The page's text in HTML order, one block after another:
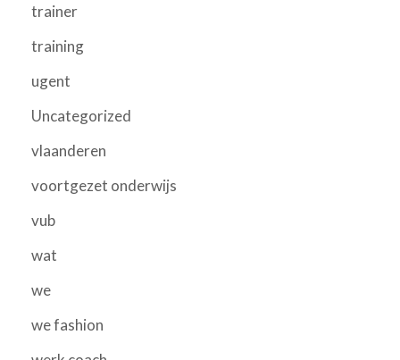
trainer
training
ugent
Uncategorized
vlaanderen
voortgezet onderwijs
vub
wat
we
we fashion